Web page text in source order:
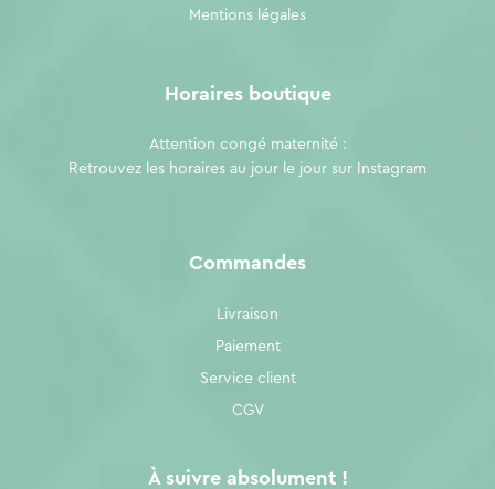
Commandes
Livraison
Paiement
Service client
CGV
À suivre absolument !
Mentions légales
Horaires boutique
Attention congé maternité :
Retrouvez les horaires au jour le jour sur
Instagram